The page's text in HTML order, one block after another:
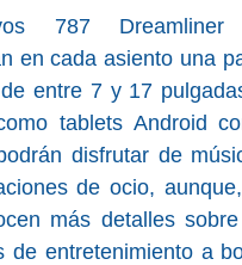
787
en cada asiento una
entre 7 y 17
tablets Android
disfrutar de
de ocio,
más detalles
de entretenimiento a